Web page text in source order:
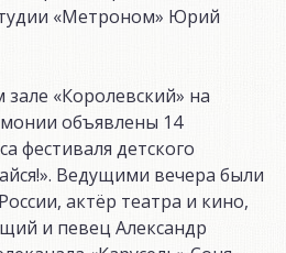
«Метроном» Юрий
«Королевский» на
объявлены 14
фестиваля детского
Ведущими вечера были
актёр театра и кино,
и певец Александр